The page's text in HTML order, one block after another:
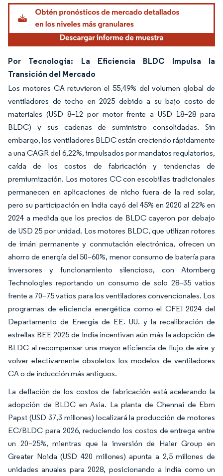
Por Tecnología: La Eficiencia BLDC Impulsa la
Transición del Mercado
Los motores CA retuvieron el 55,49% del volumen global de
ventiladores de techo en 2025 debido a su bajo costo de
materiales (USD 8–12 por motor frente a USD 18–28 para
BLDC) y sus cadenas de suministro consolidadas. Sin
embargo, los ventiladores BLDC están creciendo rápidamente
a una CAGR del 6,22%, impulsados por mandatos regulatorios,
caída de los costos de fabricación y tendencias de
premiumización. Los motores CC con escobillas tradicionales
permanecen en aplicaciones de nicho fuera de la red solar,
pero su participación en India cayó del 45% en 2020 al 22% en
2024 a medida que los precios de BLDC cayeron por debajo
de USD 25 por unidad. Los motores BLDC, que utilizan rotores
de imán permanente y conmutación electrónica, ofrecen un
ahorro de energía del 50–60%, menor consumo de batería para
inversores y funcionamiento silencioso, con Atomberg
Technologies reportando un consumo de solo 28–35 vatios
frente a 70–75 vatios para los ventiladores convencionales. Los
programas de eficiencia energética como el CFEI 2024 del
Departamento de Energía de EE. UU. y la recalibración de
estrellas BEE 2025 de India incentivan aún más la adopción de
BLDC al recompensar una mayor eficiencia de flujo de aire y
volver efectivamente obsoletos los modelos de ventiladores
CA o de inducción más antiguos.
La deflación de los costos de fabricación está acelerando la
adopción de BLDC en Asia. La planta de Chennai de Ebm
Papst (USD 37,3 millones) localizará la producción de motores
EC/BLDC para 2026, reduciendo los costos de entrega entre
un 20–25%, mientras que la inversión de Haier Group en
Greater Noida (USD 420 millones) apunta a 2,5 millones de
unidades anuales para 2028, posicionando a India como un